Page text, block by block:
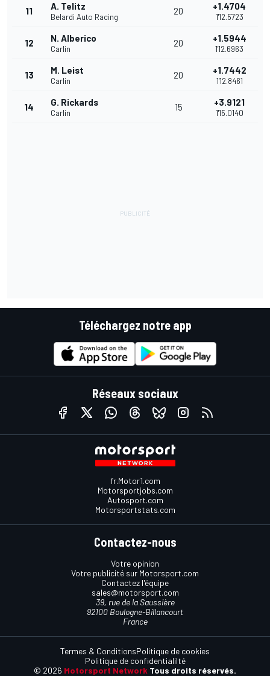
11 A. Telitz
Belardi Auto Racing
20 +1.4704
1'12.5723
12 N. Alberico
Carlin
20 +1.5944
1'12.6963
13 M. Leist
Carlin
20 +1.7442
1'12.8461
14 G. Rickards
Carlin
15 +3.9121
1'15.0140
Téléchargez notre app
Réseaux sociaux
fr.Motor1.com
Motorsportjobs.com
Autosport.com
Motorsportstats.com
Contactez-nous
Votre opinion
Votre publicité sur Motorsport.com
Contactez l'équipe
sales@motorsport.com
39, rue de la Saussière
92100 Boulogne-Billancourt
France
© 2026 Motorsport Network Tous droits réservés.
Termes & ConditionsPolitique de cookies
Politique de confidentialilté